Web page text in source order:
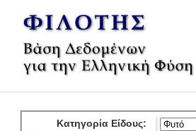
Κατηγορία Είδους: